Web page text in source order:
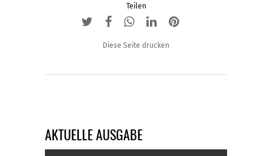
Teilen
Diese Seite drucken
AKTUELLE AUSGABE